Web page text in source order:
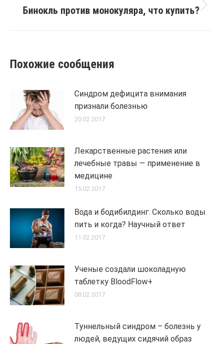
Next
Бинокль против монокуляра, что купить?
Похожие сообщения
Синдром дефицита внимания
признали болезнью
20.02.2017
Лекарственные растения или
лечебные травы — применение в
медицине
15.02.2017
Вода и бодибилдинг. Сколько воды
пить и когда? Научный ответ
11.02.2017
Ученые создали шоколадную
таблетку BloodFlow+
08.02.2017
Туннельный синдром – болезнь у
людей, ведущих сидячий образ